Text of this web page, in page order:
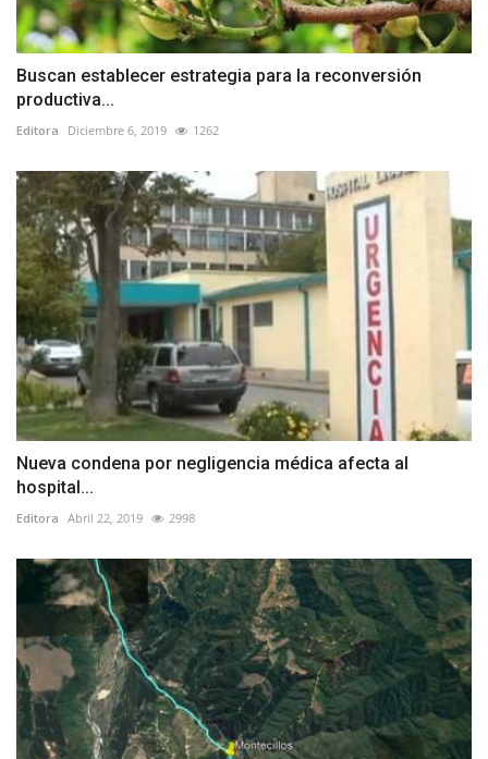
Buscan establecer estrategia para la reconversión
productiva...
Editora Diciembre 6, 2019 1262
Nueva condena por negligencia médica afecta al
hospital...
Editora Abril 22, 2019 2998